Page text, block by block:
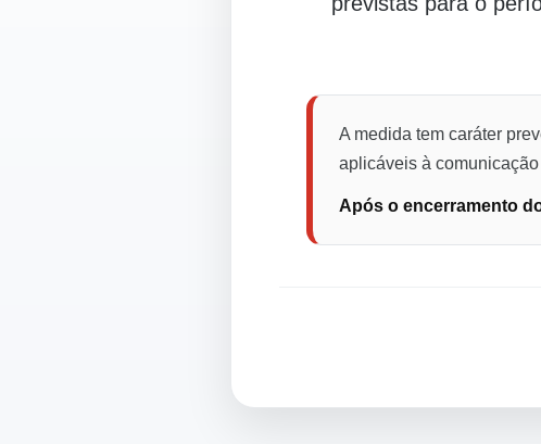
A medida tem caráter
aplicáveis à
Após o encerramento